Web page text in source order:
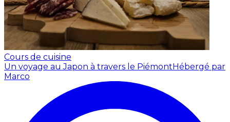
Cours de cuisine
Un voyage au Japon à travers le Piémont Hébergé par
Marco